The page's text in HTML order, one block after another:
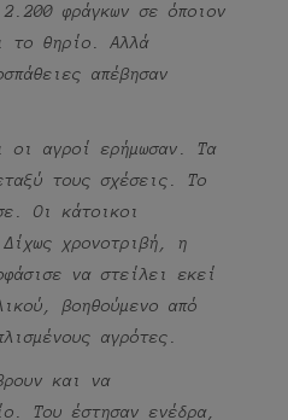
φράγκων σε όποιον
το θηρίο. Αλλά
απέβησαν
οι αγροί ερήμωσαν. Τα
τους σχέσεις. Το
Οι κάτοικοι
χρονοτριβή, η
να στείλει εκεί
βοηθούμενο από
αγρότες.
και να
Του έστησαν ενέδρα,